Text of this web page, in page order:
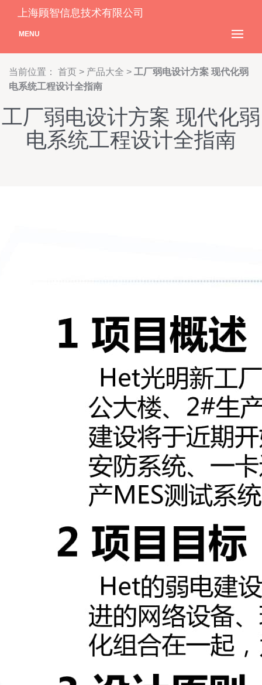
上海顾智信息技术有限公司
MENU
当前位置： 首页 > 产品大全 > 工厂弱电设计方案 现代化弱
电系统工程设计全指南
工厂弱电设计方案 现代化弱
电系统工程设计全指南